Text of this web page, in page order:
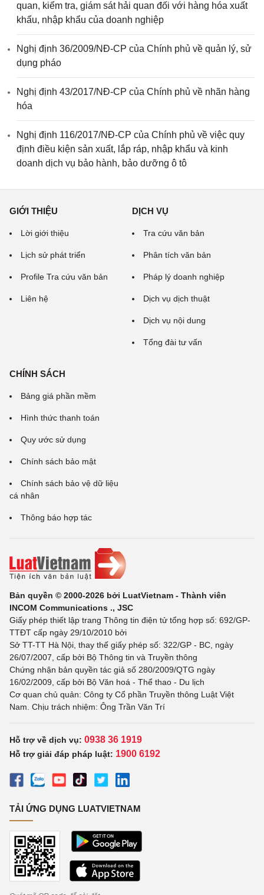
quan, kiểm tra, giám sát hải quan đối với hàng hóa xuất
khẩu, nhập khẩu của doanh nghiệp
Nghị định 36/2009/NĐ-CP của Chính phủ về quản lý, sử
dụng pháo
Nghị định 43/2017/NĐ-CP của Chính phủ về nhãn hàng
hóa
Nghị định 116/2017/NĐ-CP của Chính phủ về việc quy
định điều kiện sản xuất, lắp ráp, nhập khẩu và kinh
doanh dịch vụ bảo hành, bảo dưỡng ô tô
GIỚI THIỆU
Lời giới thiệu
Lịch sử phát triển
Profile Tra cứu văn bản
Liên hệ
DỊCH VỤ
Tra cứu văn bản
Phân tích văn bản
Pháp lý doanh nghiệp
Dịch vụ dịch thuật
Dịch vụ nội dung
Tổng đài tư vấn
CHÍNH SÁCH
Bảng giá phần mềm
Hình thức thanh toán
Quy ước sử dụng
Chính sách bảo mật
Chính sách bảo vệ dữ liệu
cá nhân
Thông báo hợp tác
Bản quyền © 2000-2026 bởi LuatVietnam - Thành viên
INCOM Communications ., JSC
Giấy phép thiết lập trang Thông tin điện tử tổng hợp số: 692/GP-
TTĐT cấp ngày 29/10/2010 bởi
Sở TT-TT Hà Nội, thay thế giấy phép số: 322/GP - BC, ngày
26/07/2007, cấp bởi Bộ Thông tin và Truyền thông
Chứng nhận bản quyền tác giả số 280/2009/QTG ngày
16/02/2009, cấp bởi Bộ Văn hoá - Thể thao - Du lịch
Cơ quan chủ quản: Công ty Cổ phần Truyền thông Luật Việt
Nam. Chịu trách nhiệm: Ông Trần Văn Trí
Hỗ trợ về dịch vụ: 0938 36 1919
Hỗ trợ giải đáp pháp luật: 1900 6192
TẢI ỨNG DỤNG LUATVIETNAM